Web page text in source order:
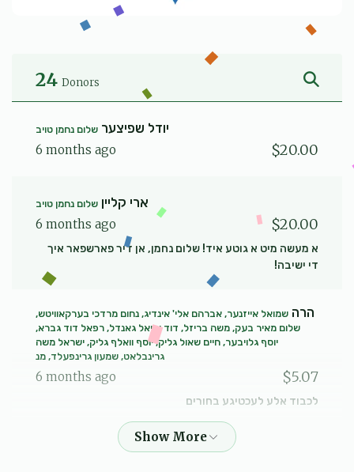
24 Donors
יודל שפיצער שלום נחמן טויב
6 months ago $20.00
ארי קליין שלום נחמן טויב
6 months ago $20.00
א מעשה מיט א גוטע איד! שלום נחמן, אן דיר פארשפאר איך
די ישיבה!
הרה שמואל אייזנער, אברהם אלי' אינדיג, נחום מרדכי בערקאוויטש,
שלום מאיר בעק, משה בריזל, דוד יחיאל גאנדל, רפאל דוד גברא,
יוסף גלויבער, חיים שאול גליק, יוסף וואלף גליק, ישראל משה
גרינבלאט, שמעון גרינפעלד, מנ
6 months ago $5.07
לכבוד אלע לעכטיגע בחורים
שלום נחמן טויב